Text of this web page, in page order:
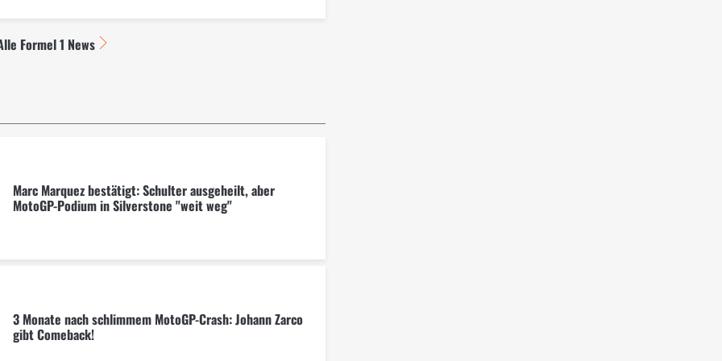
Formel 1 News
Marc Marquez bestätigt: Schulter ausgeheilt, aber
MotoGP-Podium in Silverstone "weit weg"
3 Monate nach schlimmem MotoGP-Crash: Johann Zarco
gibt Comeback!